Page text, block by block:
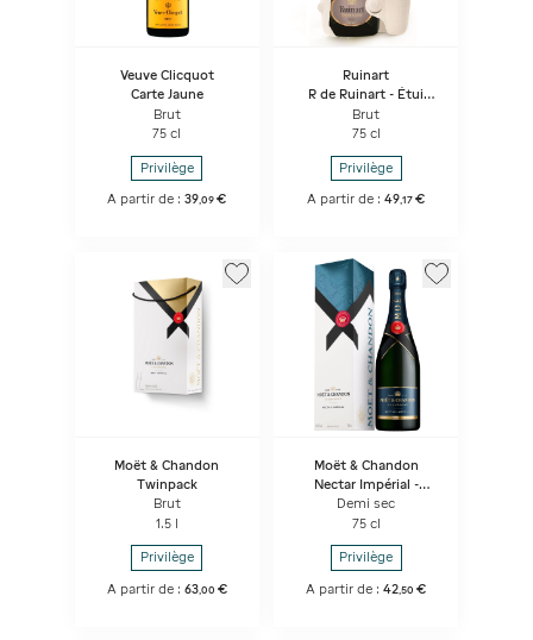
Veuve Clicquot
Carte Jaune
Brut
75 cl
Privilège
A partir de :39,09 €
Ruinart
R de Ruinart - Étui
Seconde Peau
Brut
75 cl
Privilège
A partir de :49,17 €
Moët & Chandon
Twinpack
Brut
1.5 l
Privilège
A partir de : 63,00 €
Moët & Chandon
Nectar Impérial -
Bouteille Sous Coffret
Demi sec
75 cl
Privilège
A partir de :42,50 €